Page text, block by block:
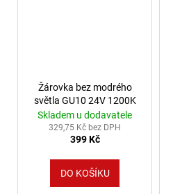
Žárovka bez modrého
světla GU10 24V 1200K
Skladem u dodavatele
329,75 Kč bez DPH
399 Kč
DO KOŠÍKU